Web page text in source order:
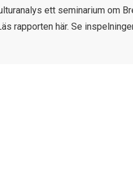
ett seminarium om
rapporten här. Se